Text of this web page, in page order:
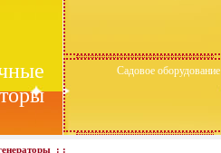
Садовое оборудование
: :